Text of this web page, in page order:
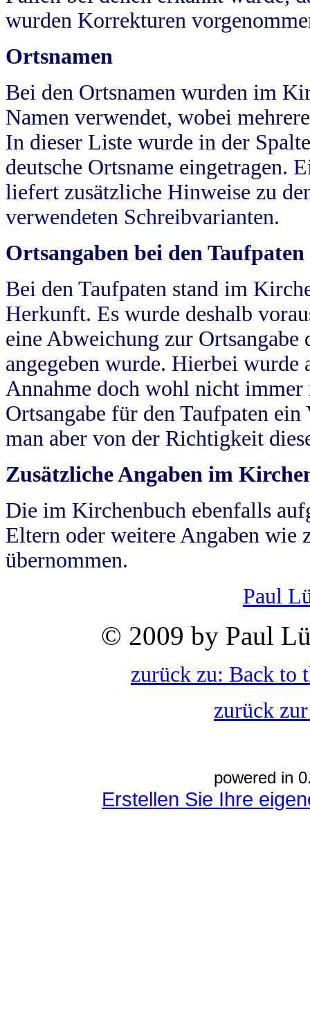
wurden Korrekturen
Ortsnamen
Bei den Ortsnamen wurden im
Namen verwendet, wobei
In dieser Liste wurde in der
deutsche Ortsname eingetragen.
liefert zusätzliche Hinweise zu
verwendeten Schreibvarianten.
Ortsangaben bei den Taufpaten
Bei den Taufpaten stand im
Herkunft. Es wurde deshalb
eine Abweichung zur
angegeben wurde. Hierbei wurde
Annahme doch wohl nicht
Ortsangabe für den Taufpaten
man aber von der Richtigkeit
Zusätzliche Angaben im
Die im Kirchenbuch ebenfalls
Eltern oder weitere Angaben wie
übernommen.
Paul
© 2009 by Paul
zurück zu: Back to
zurück
powered in
Erstellen Sie Ihre